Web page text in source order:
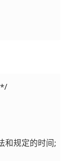
和规定的时间;